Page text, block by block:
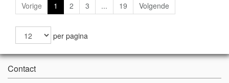
Vorige 1 2 3 ... 19 Volgende
per pagina
Contact